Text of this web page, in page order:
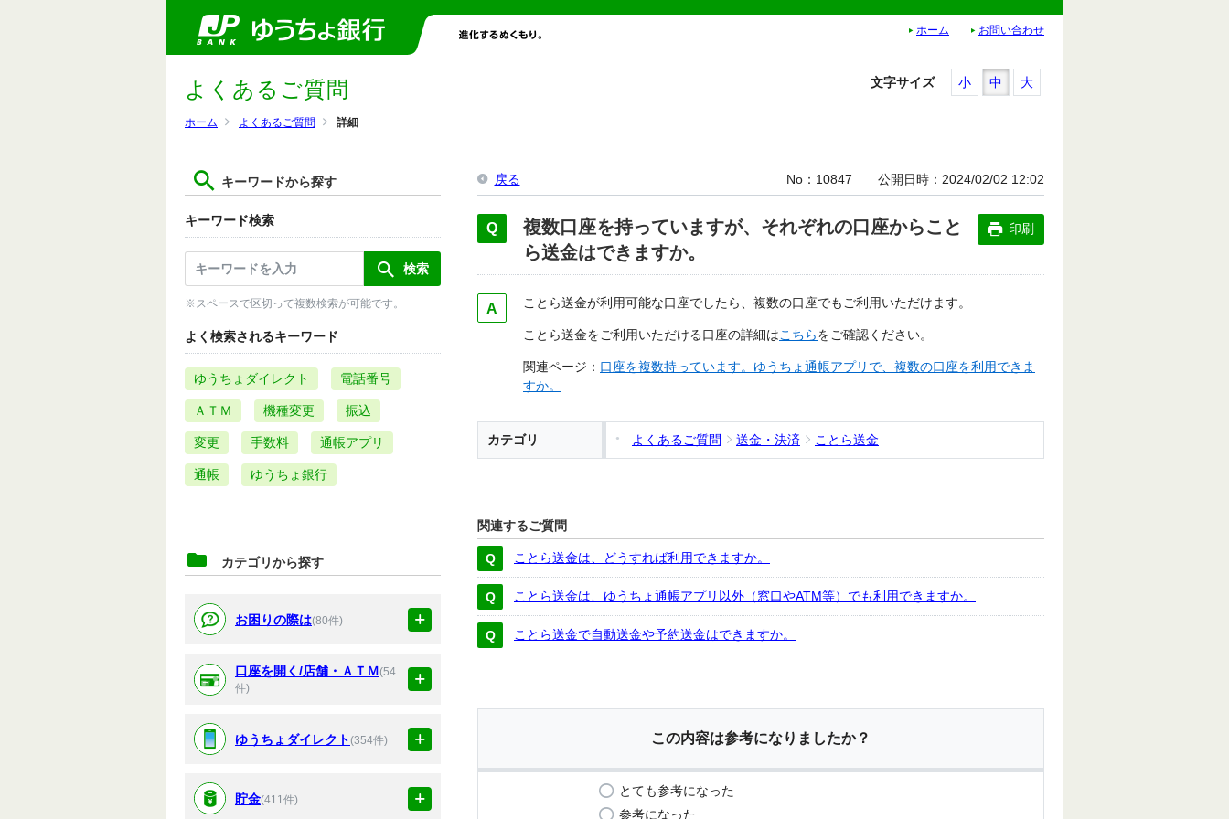
ホーム お問い合わせ
ホーム よくあるご質問 詳細
よくあるご質問
キーワードから探す
キーワード検索
※スペースで区切って複数検索が可能です。
よく検索されるキーワード
ゆうちょダイレクト 電話番号
ＡＴＭ 機種変更 振込
変更 手数料 通帳アプリ
通帳 ゆうちょ銀行
カテゴリから探す
お困りの際は(80件)
口座を開く/店舗・ＡＴＭ(54
件)
ゆうちょダイレクト(354件)
貯金(411件)
文字サイズ 小 中 大
戻る No 10847 公開日時 2024/02/02 12:02
複数口座を持っていますが、それぞれの口座からこと
ら送金はできますか。
印刷
ことら送金が利用可能な口座でしたら、複数の口座でもご利用いただけます。
ことら送金をご利用いただける口座の詳細はこちらをご確認ください。
関連ページ： 口座を複数持っています。ゆうちょ通帳アプリで、複数の口座を利用できま
すか。
カテゴリ よくあるご質問 送金・決済 ことら送金
関連するご質問
ことら送金は、どうすれば利用できますか。
ことら送金は、ゆうちょ通帳アプリ以外（窓口やATM等）でも利用できますか。
ことら送金で自動送金や予約送金はできますか。
この内容は参考になりましたか？
とても参考になった
参考になった